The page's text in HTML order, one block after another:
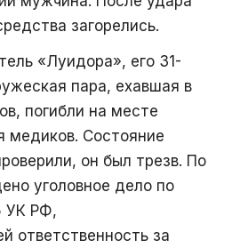
загорелись.
«Луидора», его 31-
пара, ехавшая в
погибли на месте
медиков. Состояние
он был трезв. По
уголовное дело по
УК РФ,
ответственность за